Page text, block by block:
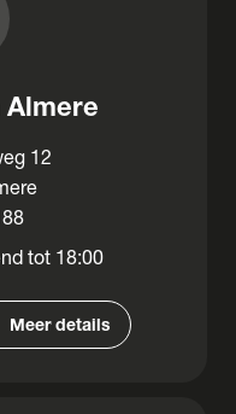
Almere
12
tot 18:00
Meer details